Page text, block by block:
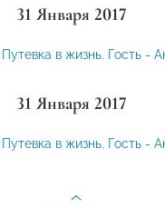
31 Января 2017
в жизнь. Гость -
31 Января 2017
в жизнь. Гость -